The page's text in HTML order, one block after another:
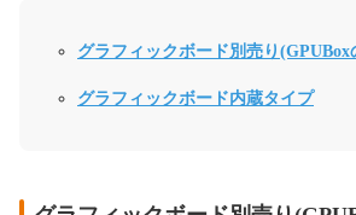
グラフィックボード別売り(GPUBox
グラフィックボード内蔵タイプ